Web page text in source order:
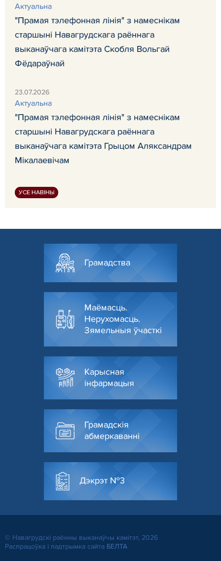
Актуальна
"Прамая тэлефонная лінія" з намеснікам
старшыні Навагрудскага раённага
выканаўчага камітэта Скобля Вольгай
Фёдараўнай
23.07.2026
Актуальна
"Прамая тэлефонная лінія" з намеснікам
старшыні Навагрудскага раённага
выканаўчага камітэта Грыцом Аляксандрам
Мікалаевічам
УСЕ НАВІНЫ
Грамадства
Маёмасць.
Нерухомасць.
Зямельныя ўчасткі
Карысная
інфармацыя
Грамадскія
абмеркаванні
Дэкрэт №3
© Навагрудскі раённы выканаўчы камітэт, 2026
Распрацоўка і падтрымка сайта БЕЛТА